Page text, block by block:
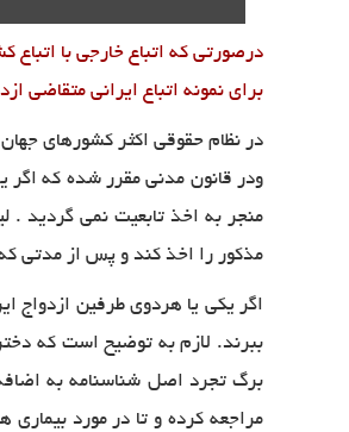
درصورتی که اتباع خارجی با اتباع
برای نمونه اتباع ایرانی متقاضی
در نظام حقوقی اکثر کشورهای
ودر قانون مدنی مقرر شده که اگر
منجر به اخذ تابعیت نمی گردید .
مذکور را اخذ کند و پس از مدتی
اگر یکی یا هردوی طرفین ازدواج
ببرند. لازم به توضیح است که
مراجعه کرده و تا در مورد